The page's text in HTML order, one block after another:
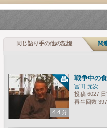
同じ語り手の他の記憶 関
4.4 分
戦争中の
冨田 元次
投稿 6027
再生回数